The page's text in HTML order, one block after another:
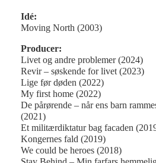
Idé:
Moving North (2003)
Producer:
Livet og andre problemer (2024)
Revir – søskende for livet (2023)
Lige før døden (2022)
My first home (2022)
De pårørende – når ens barn
(2021)
Et militærdiktatur bag facaden
Kongernes fald (2019)
We could be heroes (2018)